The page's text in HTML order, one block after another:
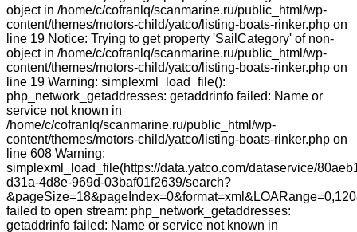
object in /home/c/cofranlq/scanmarine.ru/public_html/wp-
content/themes/motors-child/yatco/listing-boats-rinker.php on
line 19 Notice: Trying to get property 'SailCategory' of non-
object in /home/c/cofranlq/scanmarine.ru/public_html/wp-
content/themes/motors-child/yatco/listing-boats-rinker.php on
line 19 Warning: simplexml_load_file():
php_network_getaddresses: getaddrinfo failed: Name or
service not known in
/home/c/cofranlq/scanmarine.ru/public_html/wp-
content/themes/motors-child/yatco/listing-boats-rinker.php on
line 608 Warning:
simplexml_load_file(https://data.yatco.com/dataservice/
d31a-4d8e-969d-03baf01f2639/search?
failed to open stream: php_network_getaddresses:
getaddrinfo failed: Name or service not known in